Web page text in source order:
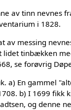
av tinn nevnes
i 1828.
av messing
lidet tinbækken
se forøvrig
a) En gammel
b) I 1699 fikk
og denne